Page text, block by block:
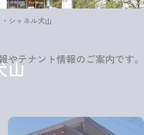
山
シャネル犬山
やテナント情報のご案内です。